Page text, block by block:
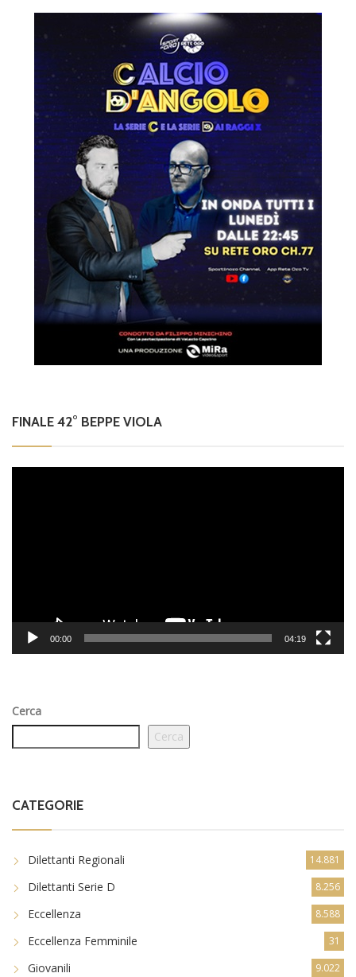
FINALE 42° BEPPE VIOLA
00:00 04:19
Cerca
Cerca
CATEGORIE
Dilettanti Regionali 14.881
Dilettanti Serie D 8.256
Eccellenza 8.588
Eccellenza Femminile 31
Giovanili 9.022